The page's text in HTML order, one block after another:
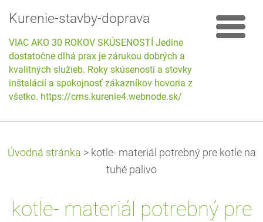
Kurenie-stavby-doprava
VIAC AKO 30 ROKOV SKÚSENOSTÍ Jedine
dostatočne dlhá prax je zárukou dobrých a
kvalitných služieb. Roky skúsenosti a stovky
inštalácií a spokojnosť zákazníkov hovoria za
všetko. https://cms.kurenie4.webnode.sk/
Úvodná stránka > kotle- materiál potrebný pre kotle na
tuhé palivo
kotle- materiál potrebný pre